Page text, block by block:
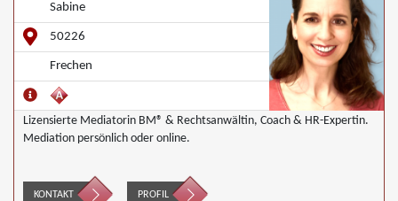
Sabine
50226
Frechen
Lizensierte Mediatorin BM® & Rechtsanwältin, Coach & HR-Expertin.
Mediation persönlich oder online.
KONTAKT PROFIL